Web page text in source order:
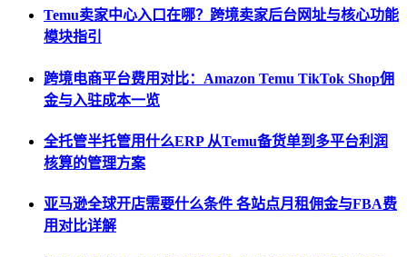
Temu卖家中心入口在哪？跨境卖家后台网址与核心功能
模块指引
跨境电商平台费用对比：Amazon Temu TikTok Shop佣
金与入驻成本一览
全托管半托管用什么ERP 从Temu备货单到多平台利润
核算的管理方案
亚马逊全球开店需要什么条件 各站点月租佣金与FBA费
用对比详解